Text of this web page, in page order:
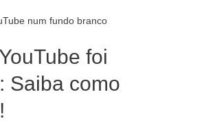
foi
Saiba como